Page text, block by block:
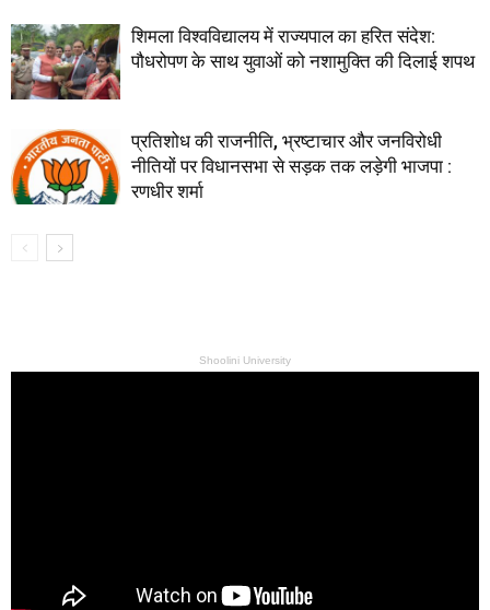
शिमला विश्वविद्यालय में राज्यपाल का हरित संदेश:
पौधरोपण के साथ युवाओं को नशामुक्ति की दिलाई शपथ
प्रतिशोध की राजनीति, भ्रष्टाचार और जनविरोधी
नीतियों पर विधानसभा से सड़क तक लड़ेगी भाजपा :
रणधीर शर्मा
Shoolini University